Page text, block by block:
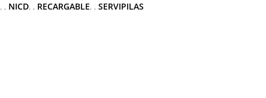
, NICD , RECARGABLE , SERVIPILAS